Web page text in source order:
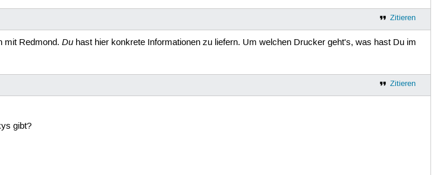
Zitieren
mit Redmond. Duhast hier konkrete Informationen zu liefern. Um welchen Drucker geht's, was hast Du im
Zitieren
gibt?